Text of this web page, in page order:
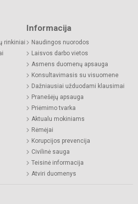
rinkiniai
Informacija
Naudingos nuorodos
Laisvos darbo vietos
Asmens duomenų apsauga
Konsultavimasis su visuomene
Dažniausiai užduodami klausimai
Pranešėjų apsauga
Priėmimo tvarka
Aktualu mokiniams
Rėmėjai
Korupcijos prevencija
Civilinė sauga
Teisinė informacija
Atviri duomenys